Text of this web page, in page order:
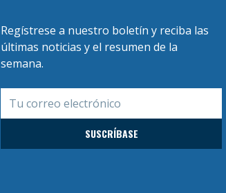
Regístrese a nuestro boletín y reciba las
últimas noticias y el resumen de la
semana.